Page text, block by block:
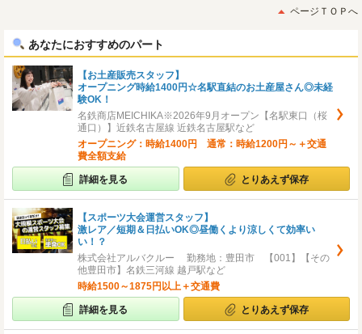
後
ページＴＯＰへ
あなたにおすすめのパート
【お土産販売スタッフ】
オープニング時給1400円☆名駅直結のお土産屋さん◎未経
験OK！
名鉄商店MEICHIKA※2026年9月オープン【名駅東口（桜
通口）】近鉄名古屋線 近鉄名古屋駅など
オープニング：時給1400円 通常：時給1200円～＋交通
費全額支給
詳細を見る とりあえず保存
【スポーツ大会運営スタッフ】
激レア／短期＆日払いOK◎昼働くより涼しくて効率い
い！？
株式会社アルバクルー 勤務地：豊田市 【001】【その
他豊田市】名鉄三河線 越戸駅など
時給1500～1875円以上＋交通費
詳細を見る とりあえず保存